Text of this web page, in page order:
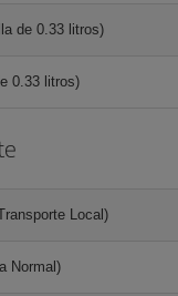
de 0.33 litros)
0.33 litros)
Local)
Normal)